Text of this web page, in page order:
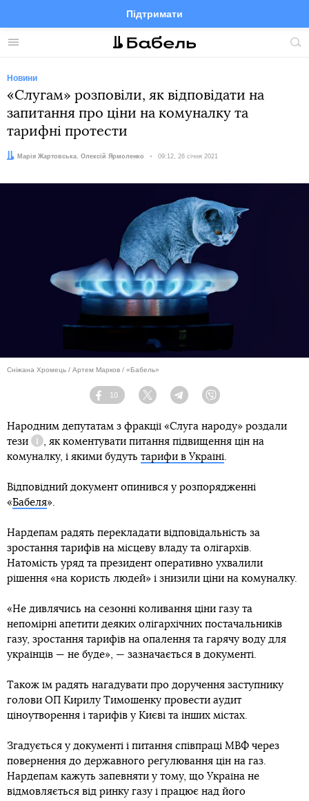
Меню
Підтримати
FacebookTelegramTwitter
Новини
«Слугам» розповіли, як відповідати на
запитання про ціни на комуналку та
тарифні протести
Автори:
Марія Жартовська, Олексій Ярмоленко Дата:
09:12, 26 січня 2021
Сніжана Хромець / Артем Марков / «Бабель»
Facebook
10
Twitter TelegramViber
Народним депутатам з фракції «Слуга народу» роздали
тези
Довідка
, як коментувати питання підвищення цін на
комуналку, і якими будуть тарифи в Україні.
Відповідний документ опинився у розпорядженні
«Бабеля».
Нардепам радять перекладати відповідальність за
зростання тарифів на місцеву владу та олігархів.
Натомість уряд та президент оперативно ухвалили
рішення «на користь людей» і знизили ціни на комуналку.
«Не дивлячись на сезонні коливання ціни газу та
непомірні апетити деяких олігархічних постачальників
газу, зростання тарифів на опалення та гарячу воду для
українців — не буде», — зазначається в документі.
Також їм радять нагадувати про доручення заступнику
голови ОП Кирилу Тимошенку провести аудит
ціноутворення і тарифів у Києві та інших містах.
Згадується у документі і питання співпраці МВФ через
повернення до державного регулювання цін на газ.
Нардепам кажуть запевняти у тому, що Україна не
відмовляється від ринку газу і працює над його